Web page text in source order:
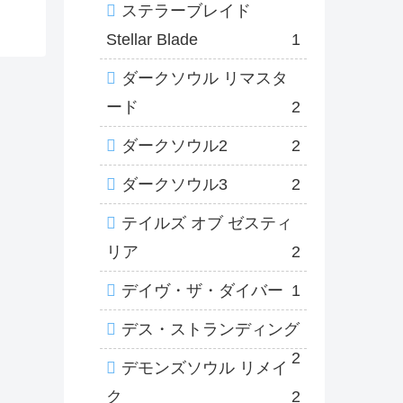
ステラーブレイド
Stellar Blade
1
ダークソウル リマスタ
ード
2
ダークソウル2 2
ダークソウル3 2
テイルズ オブ ゼスティ
リア
2
デイヴ・ザ・ダイバー 1
デス・ストランディング
2
デモンズソウル リメイ
ク
2